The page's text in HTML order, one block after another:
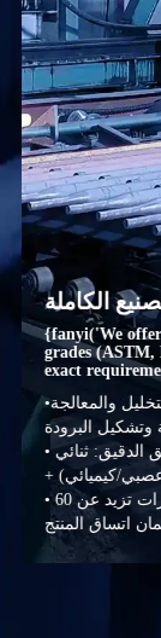
الكاملة
{fanyi('We
grades
exact
•الأشغال المعدنية المتقدمة: الثقب والتخليل والمعالجة
وتشكيل البرودة
• التحقق الدقيق: ثنائي DT (الموجات فوق الصوتية/تيار إيدي)
(عصبي/كيميائي)
• الرصد المختبري على مدار الساعة لبارامترات تزيد عن 60
اتساق المنتج